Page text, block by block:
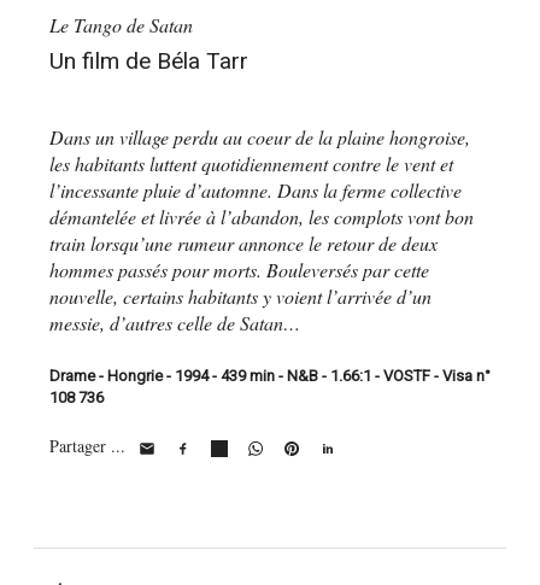
Le Tango de Satan
Un film de Béla Tarr
Dans un village perdu au coeur de la plaine hongroise,
les habitants luttent quotidiennement contre le vent et
l’incessante pluie d’automne. Dans la ferme collective
démantelée et livrée à l’abandon, les complots vont bon
train lorsqu’une rumeur annonce le retour de deux
hommes passés pour morts. Bouleversés par cette
nouvelle, certains habitants y voient l’arrivée d’un
messie, d’autres celle de Satan…
Drame - Hongrie - 1994 - 439 min - N&B - 1.66:1 - VOSTF - Visa n°
108 736
Partager ...